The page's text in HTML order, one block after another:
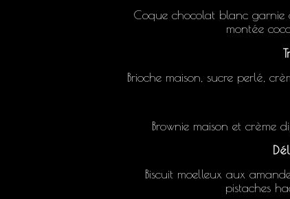
Coque chocolat blanc garnie
montée
Brioche maison, sucre perlé,
Brownie maison et crème
Biscuit moelleux aux
pistaches